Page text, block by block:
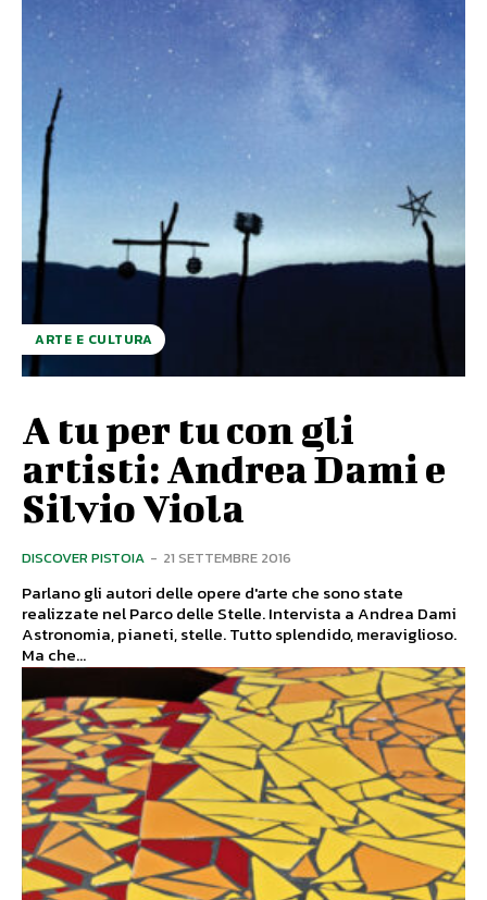
ARTE E CULTURA
A tu per tu con gli
artisti: Andrea Dami e
Silvio Viola
DISCOVER PISTOIA - 21 SETTEMBRE 2016
Parlano gli autori delle opere d'arte che sono state
realizzate nel Parco delle Stelle. Intervista a Andrea Dami
Astronomia, pianeti, stelle. Tutto splendido, meraviglioso.
Ma che...